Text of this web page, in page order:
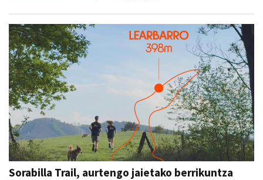
Sorabilla Trail, aurtengo jaietako berrikuntza